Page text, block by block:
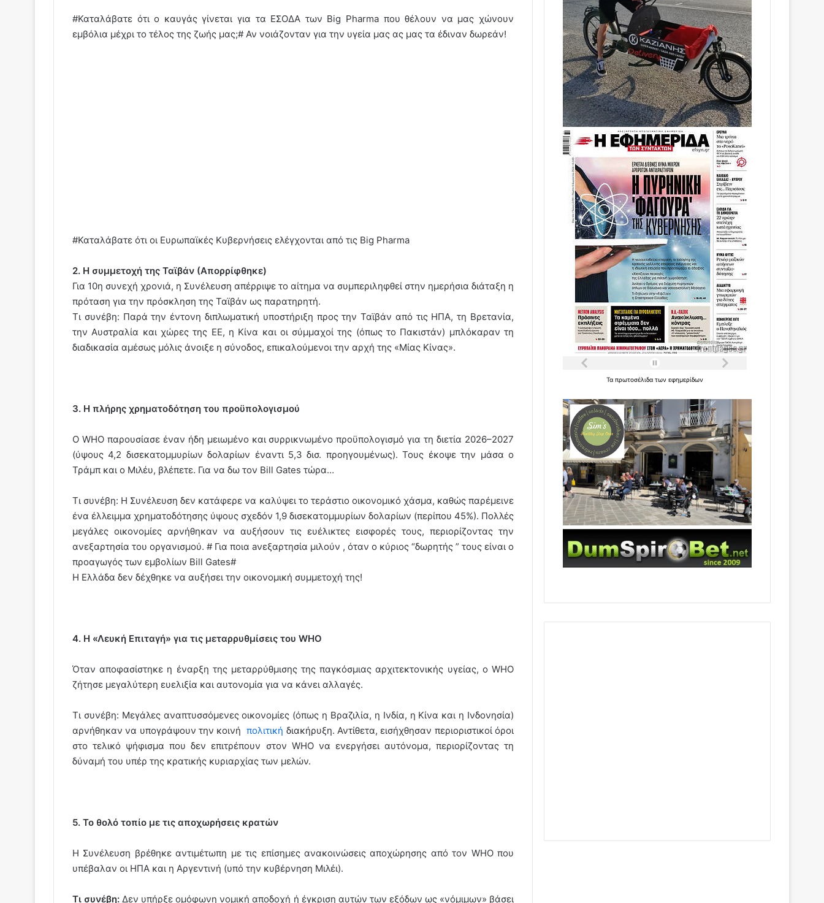
#Καταλάβατε ότι ο καυγάς γίνεται για τα ΕΣΟΔΑ των Big Pharma που θέλουν να μας χώνουν
εμβόλια μέχρι το τέλος της ζωής μας;# Αν νοιάζονταν για την υγεία μας ας μας τα έδιναν δωρεάν!
#Καταλάβατε ότι οι Ευρωπαϊκές Κυβερνήσεις ελέγχονται από τις Big Pharma
2. Η συμμετοχή της Ταϊβάν (Απορρίφθηκε)
Για 10η συνεχή χρονιά, η Συνέλευση απέρριψε το αίτημα να συμπεριληφθεί στην ημερήσια διάταξη η
πρόταση για την πρόσκληση της Ταϊβάν ως παρατηρητή.
Τι συνέβη: Παρά την έντονη διπλωματική υποστήριξη προς την Ταϊβάν από τις ΗΠΑ, τη Βρετανία,
την Αυστραλία και χώρες της ΕΕ, η Κίνα και οι σύμμαχοί της (όπως το Πακιστάν) μπλόκαραν τη
διαδικασία αμέσως μόλις άνοιξε η σύνοδος, επικαλούμενοι την αρχή της «Μίας Κίνας».
3. Η πλήρης χρηματοδότηση του προϋπολογισμού
Ο WHO παρουσίασε έναν ήδη μειωμένο και συρρικνωμένο προϋπολογισμό για τη διετία 2026–2027
(ύψους 4,2 δισεκατομμυρίων δολαρίων έναντι 5,3 δισ. προηγουμένως). Τους έκοψε την μάσα ο
Τράμπ και ο Μιλέυ, βλέπετε. Για να δω τον Bill Gates τώρα…
Τι συνέβη: Η Συνέλευση δεν κατάφερε να καλύψει το τεράστιο οικονομικό χάσμα, καθώς παρέμεινε
ένα έλλειμμα χρηματοδότησης ύψους σχεδόν 1,9 δισεκατομμυρίων δολαρίων (περίπου 45%). Πολλές
μεγάλες οικονομίες αρνήθηκαν να αυξήσουν τις ευέλικτες εισφορές τους, περιορίζοντας την
ανεξαρτησία του οργανισμού. # Για ποια aνεξαρτησία μιλούν , όταν ο κύριος “δωρητής ” τους είναι ο
προαγωγός των εμβολίων Bill Gates#
Η Ελλάδα δεν δέχθηκε να αυξήσει την οικονομική συμμετοχή της!
4. Η «Λευκή Επιταγή» για τις μεταρρυθμίσεις του WHO
Όταν αποφασίστηκε η έναρξη της μεταρρύθμισης της παγκόσμιας αρχιτεκτονικής υγείας, ο WHO
ζήτησε μεγαλύτερη ευελιξία και αυτονομία για να κάνει αλλαγές.
Τι συνέβη: Μεγάλες αναπτυσσόμενες οικονομίες (όπως η Βραζιλία, η Ινδία, η Κίνα και η Ινδονησία)
αρνήθηκαν να υπογράψουν την κοινή πολιτική διακήρυξη. Αντίθετα, εισήχθησαν περιοριστικοί όροι
στο τελικό ψήφισμα που δεν επιτρέπουν στον WHO να ενεργήσει αυτόνομα, περιορίζοντας τη
δύναμή του υπέρ της κρατικής κυριαρχίας των μελών.
5. Το θολό τοπίο με τις αποχωρήσεις κρατών
Η Συνέλευση βρέθηκε αντιμέτωπη με τις επίσημες ανακοινώσεις αποχώρησης από τον WHO που
υπέβαλαν οι ΗΠΑ και η Αργεντινή (υπό την κυβέρνηση Μιλέι).
Τι συνέβη: Δεν υπήρξε ομόφωνη νομική αποδοχή ή έγκριση αυτών των εξόδων ως «νόμιμων» βάσει
Ταπρωτοσέλιδατωνεφημερίδων